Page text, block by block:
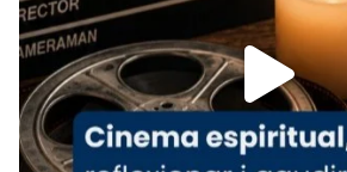
Foto
View on Facebook · Share
Arquebisbat de Barcelona
1 week ago